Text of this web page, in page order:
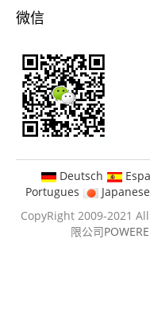
微信
Deutsch
Portugues
Japanese
CopyRight 2009-2021
限公司